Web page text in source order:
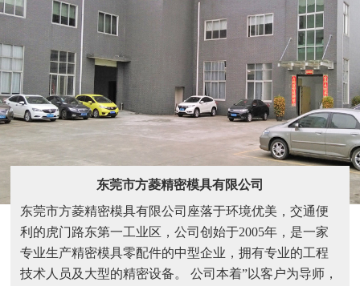
东莞市方菱精密模具有限公司
东莞市方菱精密模具有限公司座落于环境优美，交通便
利的虎门路东第一工业区，公司创始于2005年，是一家
专业生产精密模具零配件的中型企业，拥有专业的工程
技术人员及大型的精密设备。 公司本着”以客户为导师，